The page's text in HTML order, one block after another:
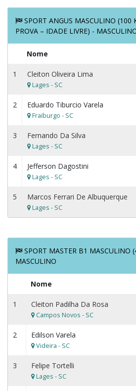
SPORT ANGUS MASCULINO (100
PROVA – IDADE LIVRE) -
Nome
1 Cleiton Oliveira Lima
Lages - SC
2 Eduardo Tiburcio Varela
Fraiburgo - SC
3 Fernando Da Silva
Lages - SC
4 Jefferson Dagostini
Lages - SC
5 Marcos Ferrari De Albuquerque
Lages - SC
SPORT MASTER B1 MASCULINO
MASCULINO
Nome
1 Cleiton Padilha Da Rosa
Campos Novos - SC
2 Edilson Varela
Videira - SC
3 Felipe Tortelli
Lages - SC